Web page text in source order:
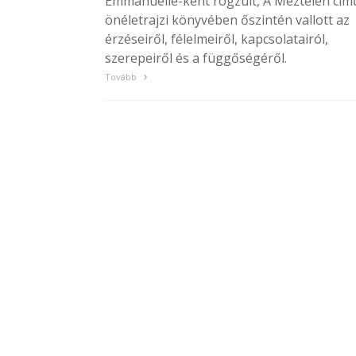
önéletrajzi könyvében őszintén vallott az
érzéseiről, félelmeiről, kapcsolatairól,
szerepeiről és a függőségéről.
Tovább